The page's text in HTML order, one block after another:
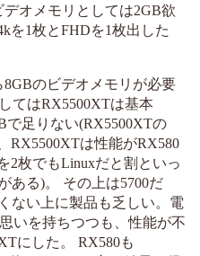
オメモリとしては2GB欲
を1枚とFHDを1枚出した
のビデオメモリが必要
てはRX5500XTは基本
で足りない(RX5500XTの
RX5500XTは性能がRX580
2枚でもLinuxだと割といっ
ある)。 その上は5700だ
ない上に製品も乏しい。電
いを持ちつつも、性能が不
にした。 RX580も